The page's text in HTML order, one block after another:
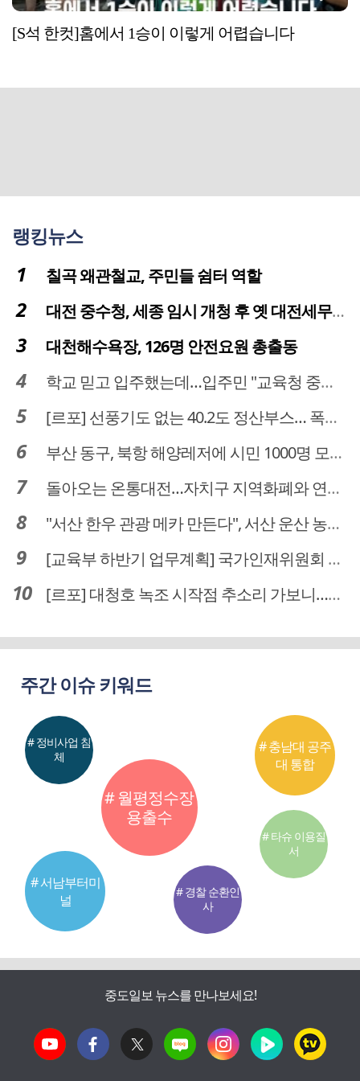
[S석 한컷]홈에서 1승이 이렇게 어렵습니다
랭킹뉴스
칠곡 왜관철교, 주민들 쉼터 역할
대전 중수청, 세종 임시 개청 후 옛 대전세무서 부지로 이전 추진
대천해수욕장, 126명 안전요원 총출동
학교 믿고 입주했는데…입주민 "교육청 중재 나서라"
[르포] 선풍기도 없는 40.2도 정산부스… 폭염 속 공영주차장 근로자
부산 동구, 북항 해양레저에 시민 1000명 모였다
돌아오는 온통대전…자치구 지역화폐와 연계·통합 가능할까
"서산 한우 관광 메카 만든다", 서산 운산 농어촌관광휴양단지 조성 본격 시동
[교육부 하반기 업무계획] 국가인재위원회 신설… 거점국립대 3곳 성장엔진·AI 분야 패키지 지원
[르포] 대청호 녹조 시작점 추소리 가보니…걷어내도 짙은 초록빛
주간 이슈 키워드
# 월평정수장
용출수
# 서남부터미
널
# 충남대 공주
대 통합
# 정비사업 침
체
# 경찰 순환인
사
# 타슈 이용질
서
중도일보 뉴스를 만나보세요!